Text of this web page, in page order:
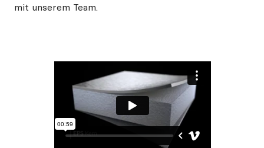
mit unserem Team.